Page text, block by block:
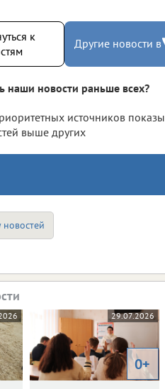
к
Другие новости в
наши новости раньше всех?
источников
выше других
новостей
29.07.2026
0+